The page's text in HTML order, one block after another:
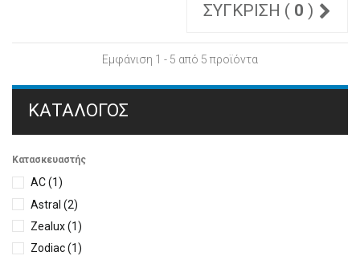
ΣΎΓΚΡΙΣΗ ( 0 )
Εμφάνιση 1 - 5 από 5 προϊόντα
ΚΑΤΆΛΟΓΟΣ
Κατασκευαστής
AC(1)
Astral (2)
Zealux(1)
Zodiac(1)